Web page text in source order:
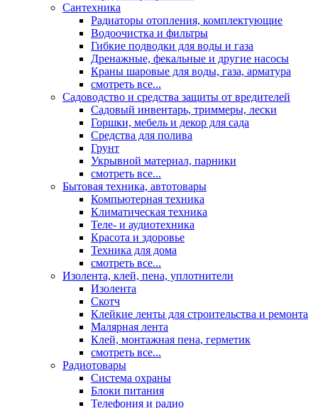
Сантехника
Радиаторы отопления, комплектующие
Водоочистка и фильтры
Гибкие подводки для воды и газа
Дренажные, фекальные и другие насосы
Краны шаровые для воды, газа, арматура
смотреть все...
Садоводство и средства защиты от вредителей
Садовый инвентарь, триммеры, лески
Горшки, мебель и декор для сада
Средства для полива
Грунт
Укрывной материал, парники
смотреть все...
Бытовая техника, автотовары
Компьютерная техника
Климатическая техника
Теле- и аудиотехника
Красота и здоровье
Техника для дома
смотреть все...
Изолента, клей, пена, уплотнители
Изолента
Скотч
Клейкие ленты для строительства и ремонта
Малярная лента
Клей, монтажная пена, герметик
смотреть все...
Радиотовары
Система охраны
Блоки питания
Телефония и радио